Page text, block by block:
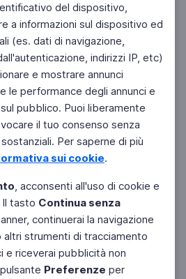
del dispositivo,
a informazioni sul dispositivo ed
(es. dati di navigazione,
indirizzi IP, etc)
e mostrare annunci
le performance degli annunci e
pubblico. Puoi liberamente
il tuo consenso senza
Per saperne di più
sui cookie.
, acconsenti all'uso di cookie e
tasto Continua senza
continuerai la navigazione
altri strumenti di tracciamento
e riceverai pubblicità non
Preferenze per
millennio